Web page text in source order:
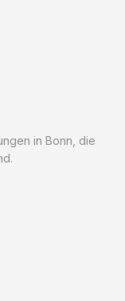
in Bonn, die